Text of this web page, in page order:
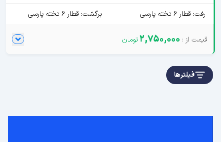
رفت: قطار 6 تخته پارسی
برگشت: قطار 6 تخته پارسی
2,750,000
فیلترها